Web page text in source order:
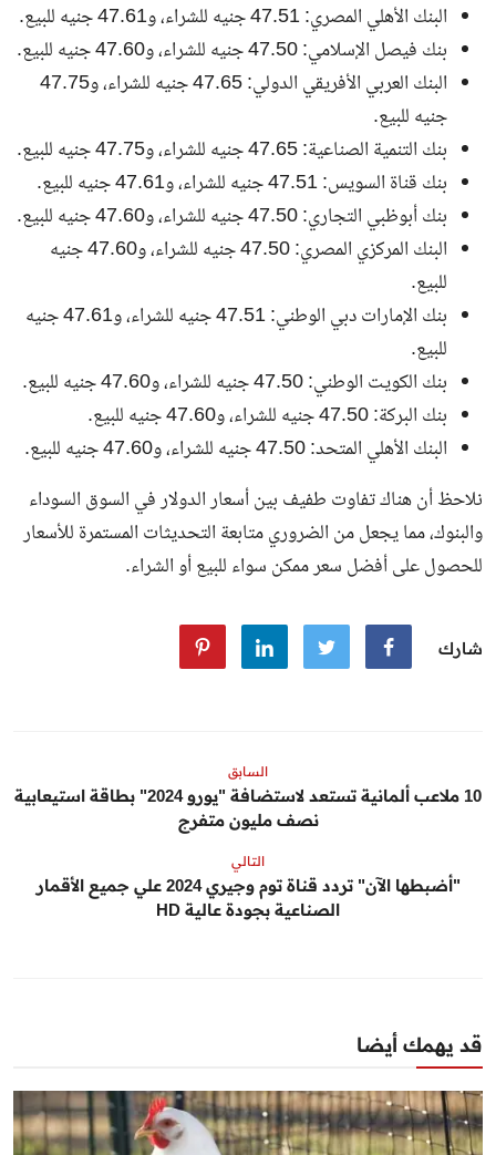
البنك الأهلي المصري: 47.51 جنيه للشراء، و47.61 جنيه للبيع.
بنك فيصل الإسلامي: 47.50 جنيه للشراء، و47.60 جنيه للبيع.
البنك العربي الأفريقي الدولي: 47.65 جنيه للشراء، و47.75
جنيه للبيع.
بنك التنمية الصناعية: 47.65 جنيه للشراء، و47.75 جنيه للبيع.
بنك قناة السويس: 47.51 جنيه للشراء، و47.61 جنيه للبيع.
بنك أبوظبي التجاري: 47.50 جنيه للشراء، و47.60 جنيه للبيع.
البنك المركزي المصري: 47.50 جنيه للشراء، و47.60 جنيه
للبيع.
بنك الإمارات دبي الوطني: 47.51 جنيه للشراء، و47.61 جنيه
للبيع.
بنك الكويت الوطني: 47.50 جنيه للشراء، و47.60 جنيه للبيع.
بنك البركة: 47.50 جنيه للشراء، و47.60 جنيه للبيع.
البنك الأهلي المتحد: 47.50 جنيه للشراء، و47.60 جنيه للبيع.
نلاحظ أن هناك تفاوت طفيف بين أسعار الدولار في السوق السوداء
والبنوك، مما يجعل من الضروري متابعة التحديثات المستمرة للأسعار
للحصول على أفضل سعر ممكن سواء للبيع أو الشراء.
شارك
السابق
10 ملاعب ألمانية تستعد لاستضافة "يورو 2024" بطاقة استيعابية
نصف مليون متفرج
التالي
"أضبطها الآن" تردد قناة توم وجيري 2024 علي جميع الأقمار
الصناعية بجودة عالية HD
قد يهمك أيضا